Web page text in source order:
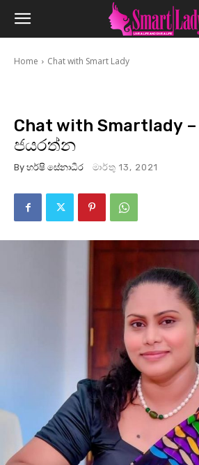
Home Chat with Smart Lady
Chat with Smartlady
ජයරත්න
By හර්ෂි සේනාධීර මාර්තු 13, 2021